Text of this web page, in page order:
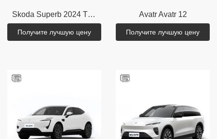
Skoda Superb 2024 TSI330
Получите лучшую цену
Avatr Avatr 12
Получите лучшую цену